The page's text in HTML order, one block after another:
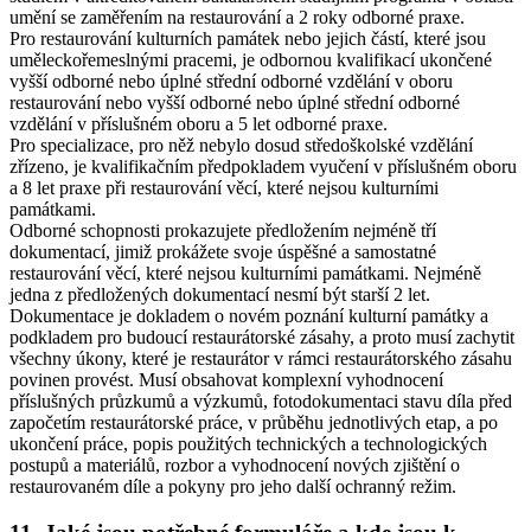
umění se zaměřením na restaurování a 2 roky odborné praxe.
Pro restaurování kulturních památek nebo jejich částí, které jsou
uměleckořemeslnými pracemi, je odbornou kvalifikací ukončené
vyšší odborné nebo úplné střední odborné vzdělání v oboru
restaurování nebo vyšší odborné nebo úplné střední odborné
vzdělání v příslušném oboru a 5 let odborné praxe.
Pro specializace, pro něž nebylo dosud středoškolské vzdělání
zřízeno, je kvalifikačním předpokladem vyučení v příslušném oboru
a 8 let praxe při restaurování věcí, které nejsou kulturními
památkami.
Odborné schopnosti prokazujete předložením nejméně tří
dokumentací, jimiž prokážete svoje úspěšné a samostatné
restaurování věcí, které nejsou kulturními památkami. Nejméně
jedna z předložených dokumentací nesmí být starší 2 let.
Dokumentace je dokladem o novém poznání kulturní památky a
podkladem pro budoucí restaurátorské zásahy, a proto musí zachytit
všechny úkony, které je restaurátor v rámci restaurátorského zásahu
povinen provést. Musí obsahovat komplexní vyhodnocení
příslušných průzkumů a výzkumů, fotodokumentaci stavu díla před
započetím restaurátorské práce, v průběhu jednotlivých etap, a po
ukončení práce, popis použitých technických a technologických
postupů a materiálů, rozbor a vyhodnocení nových zjištění o
restaurovaném díle a pokyny pro jeho další ochranný režim.